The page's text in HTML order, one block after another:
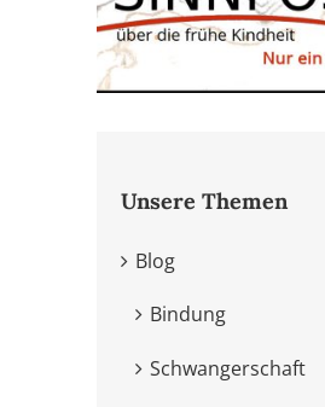
Unsere Themen
Blog
Bindung
Schwangerschaft